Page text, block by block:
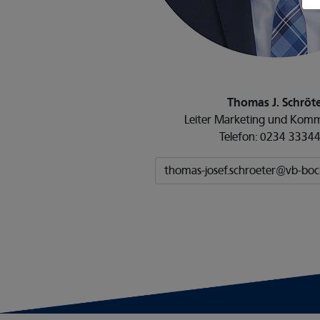
Thomas J.
Leiter Marketing und
Telefon: 0234
thomas-josef.schroeter@vb-